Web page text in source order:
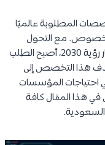
المطلوبة عالميًا
مع التحول
الرقمي الكبير الذي تشهده السعودية في إطار رؤية 2030، أصبح الطلب
هذا التخصص إلى
احتياجات المؤسسات
هذا المقال كافة